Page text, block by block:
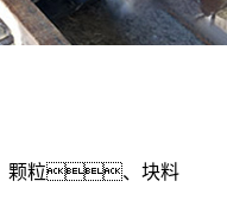
粒、块料